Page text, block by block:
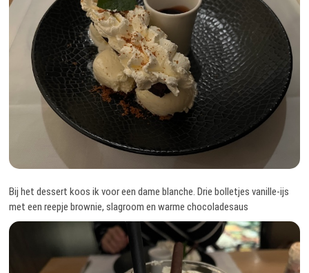
Bij het dessert koos ik voor een dame blanche. Drie bolletjes vanille-ijs
met een reepje brownie, slagroom en warme chocoladesaus